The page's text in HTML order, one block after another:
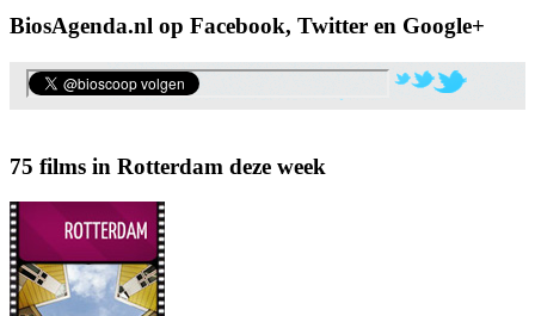
BiosAgenda.nl op Facebook, Twitter en Google+
75 films in Rotterdam deze week